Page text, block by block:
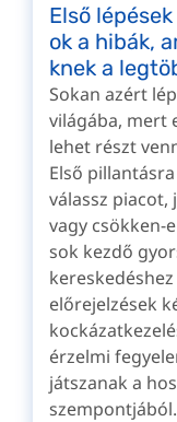
Első
ok a hibák,
knek a
Sokan azért
világába, mert
lehet részt
Első
válassz piacot,
vagy csökken-
sok kezdő
előrejelzések
érzelmi
játszanak a
szempontjából.